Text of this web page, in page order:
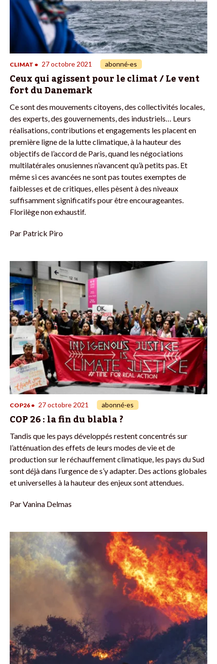
CLIMAT • 27 octobre 2021 abonné·es
Ceux qui agissent pour le climat / Le vent
fort du Danemark
Ce sont des mouvements citoyens, des collectivités locales,
des experts, des gouvernements, des industriels… Leurs
réalisations, contributions et engagements les placent en
première ligne de la lutte climatique, à la hauteur des
objectifs de l’accord de Paris, quand les négociations
multilatérales onusiennes n’avancent qu’à petits pas. Et
même si ces avancées ne sont pas toutes exemptes de
faiblesses et de critiques, elles pèsent à des niveaux
suffisamment significatifs pour être encourageantes.
Florilège non exhaustif.
Par Patrick Piro
COP26 • 27 octobre 2021 abonné·es
COP 26 : la fin du blabla ?
Tandis que les pays développés restent concentrés sur
l’atténuation des effets de leurs modes de vie et de
production sur le réchauffement climatique, les pays du Sud
sont déjà dans l’urgence de s’y adapter. Des actions globales
et universelles à la hauteur des enjeux sont attendues.
ParVanina Delmas